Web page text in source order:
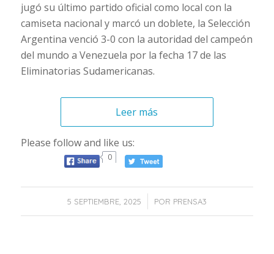
jugó su último partido oficial como local con la
camiseta nacional y marcó un doblete, la Selección
Argentina venció 3-0 con la autoridad del campeón
del mundo a Venezuela por la fecha 17 de las
Eliminatorias Sudamericanas.
Leer más
Please follow and like us:
0
5 SEPTIEMBRE, 2025
/ POR PRENSA3